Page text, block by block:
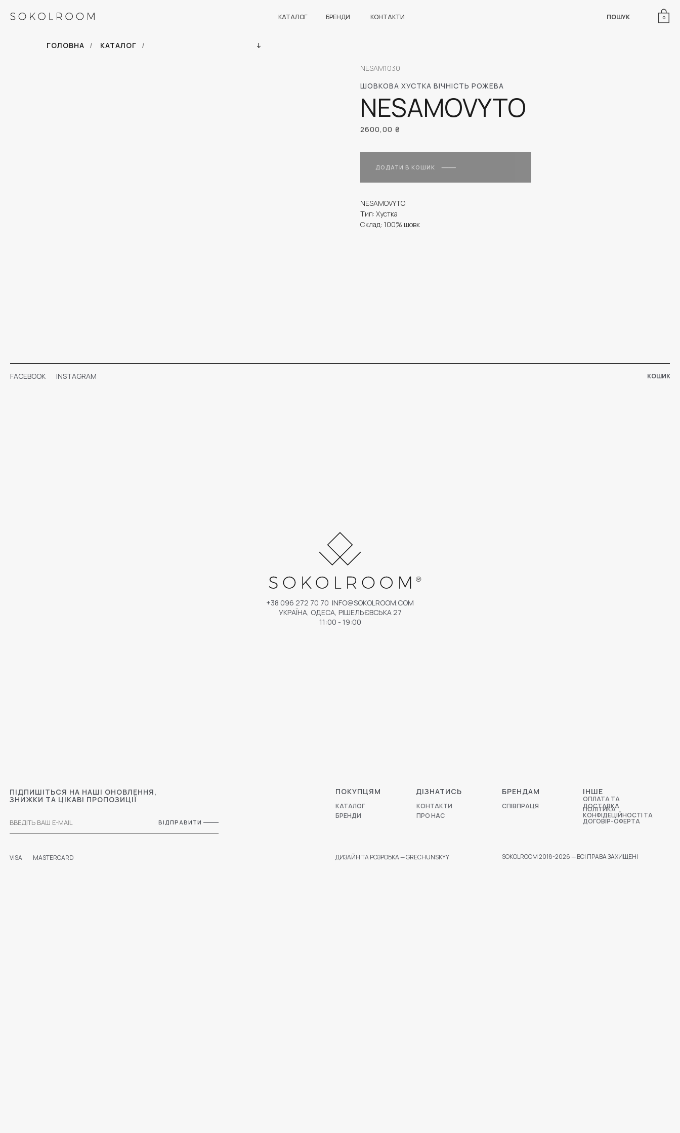
КАТАЛОГ БРЕНДИ КОНТАКТИ ПОШУК 0
ГОЛОВНА / КАТАЛОГ /
ШОВКОВА ХУСТКА ВІЧНІСТЬ РОЖЕВА
NESAMOVYTO
NESAM1030
2600,00 ₴
ДОДАТИ В КОШИК
NESAMOVYTO
Тип: Хустка
Склад: 100% шовк
FACEBOOK КОШИК
ВІДПРАВИТИ
ПІДПИШІТЬСЯ НА НАШІ ОНОВЛЕННЯ,
ЗНИЖКИ ТА ЦІКАВІ ПРОПОЗИЦІЇ
СПІВПРАЦЯ
БРЕНДАМ
ПРО НАС
ДІЗНАТИСЬ
КОНТАКТИ
ОПЛАТА ТА
ДОСТАВКА
ПОЛІТИКА
КОНФІДЕЦІЙНОСТІ ТА
ДОГОВІР-ОФЕРТА
ІНШЕ
КАТАЛОГ
БРЕНДИ
ПОКУПЦЯМ
+38 096 272 70 70 INFO@SOKOLROOM.COM
УКРАЇНА, ОДЕСА, РІШЕЛЬЄВСЬКА 27
11:00 - 19:00
VISA SOKOLROOM 2018-2026 — ВСІ ПРАВА ЗАХИЩЕНІ
ДИЗАЙН ТА РОЗРОБКА — GRECHUNSKYY
INSTAGRAM
MASTERCARD